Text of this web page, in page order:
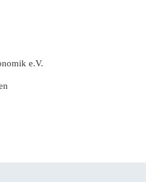
e.V.